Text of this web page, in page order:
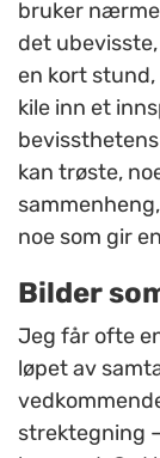
bruker
det
en kort
kile inn et
bevissthetens
kan trøste,
noe som gir
Bilder
Jeg får ofte
løpet av
strektegning